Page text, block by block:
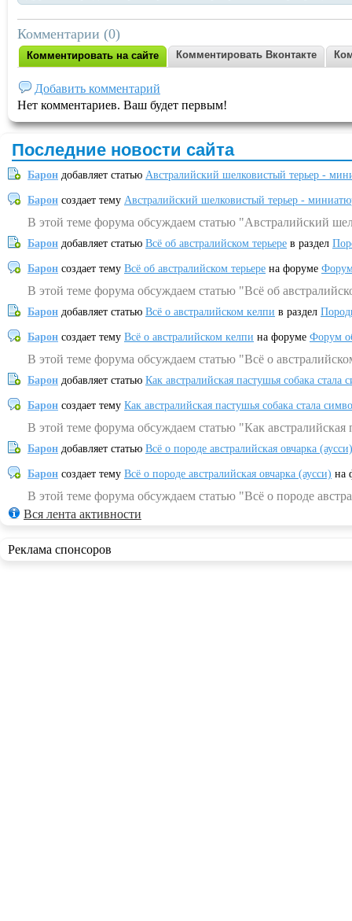
Комментарии (0)
Комментировать на сайте Комментировать Вконтакте
Добавить комментарий
Нет комментариев. Ваш будет первым!
Последние новости сайта
Барон добавляет статью Австралийский шелковистый терьер -
Барон создает тему Австралийский шелковистый терьер -
В этой теме форума обсуждаем статью "Австралийский
Барон добавляет статью Всё об австралийском терьере в раздел
Барон создает тему Всё об австралийском терьере на форуме
В этой теме форума обсуждаем статью "Всё об
Барон добавляет статью Всё о австралийском келпи в раздел
Барон создает тему Всё о австралийском келпи на форуме Форум
В этой теме форума обсуждаем статью "Всё о
Барон добавляет статью Как австралийская пастушья собака
Барон создает тему Как австралийская пастушья собака стала
В этой теме форума обсуждаем статью "Как
Барон добавляет статью Всё о породе австралийская овчарка (аусси)
Барон создает тему Всё о породе австралийская овчарка (аусси) на
В этой теме форума обсуждаем статью "Всё о породе
Вся лента активности
Реклама спонсоров